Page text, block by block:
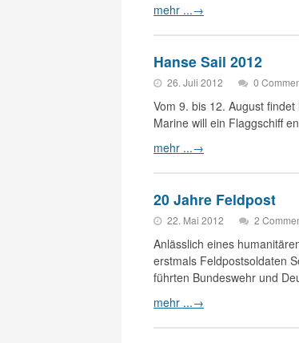
mehr ...→
Hanse Sail 2012
26. Juli 2012 0
Vom 9. bis 12. August
Marine will ein Flaggschiff
mehr ...→
20 Jahre Feldpost
22. Mai 2012 2
Anlässlich eines
erstmals Feldpostsoldaten
führten Bundeswehr und
mehr ...→